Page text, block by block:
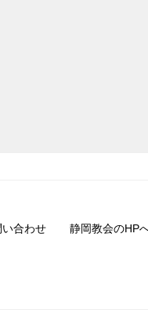
い合わせ 静岡教会のHP